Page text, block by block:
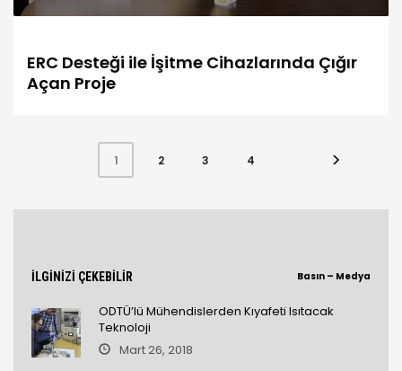
ERC Desteği ile İşitme Cihazlarında Çığır
Açan Proje
1 2 3 4
İLGİNİZİ ÇEKEBİLİR Basın – Medya
ODTÜ’lü Mühendislerden Kıyafeti Isıtacak
Teknoloji
Mart 26, 2018